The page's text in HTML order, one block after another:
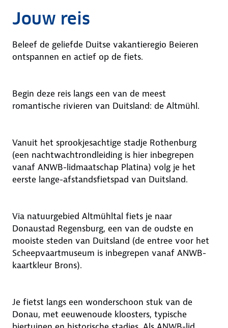
Jouw reis
Beleef de geliefde Duitse vakantieregio Beieren
ontspannen en actief op de fiets.
Begin deze reis langs een van de meest
romantische rivieren van Duitsland: de Altmühl.
Vanuit het sprookjesachtige stadje Rothenburg
(een nachtwachtrondleiding is hier inbegrepen
vanaf ANWB-lidmaatschap Platina) volg je het
eerste lange-afstandsfietspad van Duitsland.
Via natuurgebied Altmühltal fiets je naar
Donaustad Regensburg, een van de oudste en
mooiste steden van Duitsland (de entree voor het
Scheepvaartmuseum is inbegrepen vanaf ANWB-
kaartkleur Brons).
Je fietst langs een wonderschoon stuk van de
Donau, met eeuwenoude kloosters, typische